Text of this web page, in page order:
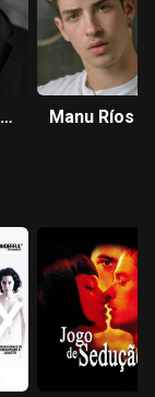
Manu Ríos